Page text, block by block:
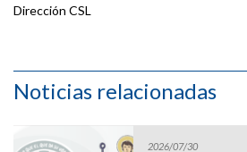
Dirección CSL
Noticias relacionadas
2026/07/30